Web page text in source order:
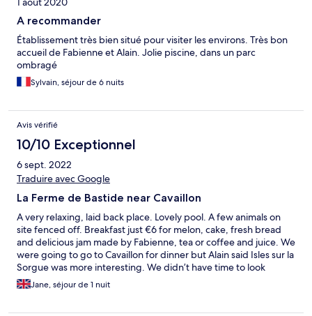
A recommander
Établissement très bien situé pour visiter les environs. Très bon
accueil de Fabienne et Alain. Jolie piscine, dans un parc
ombragé
Sylvain, séjour de 6 nuits
Avis vérifié
10/10 Exceptionnel
6 sept. 2022
Traduire avec Google
La Ferme de Bastide near Cavaillon
A very relaxing, laid back place. Lovely pool. A few animals on
site fenced off. Breakfast just €6 for melon, cake, fresh bread
and delicious jam made by Fabienne, tea or coffee and juice. We
were going to go to Cavaillon for dinner but Alain said Isles sur la
Sorgue was more interesting. We didn’t have time to look
around much but plenty of places to eat though.
Jane, séjour de 1 nuit